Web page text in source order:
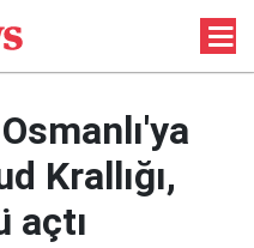
Krallığı,
açtı